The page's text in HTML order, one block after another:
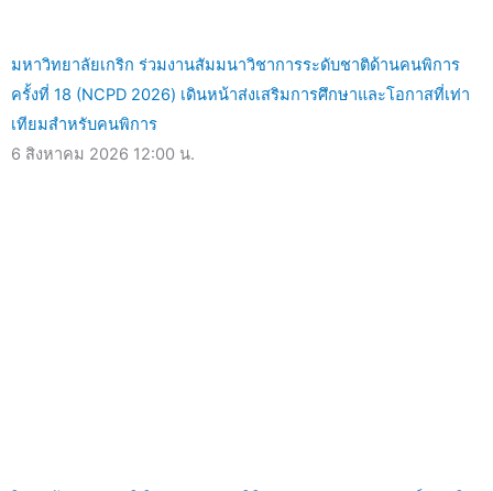
มหาวิทยาลัยเกริก ร่วมงานสัมมนาวิชาการระดับชาติด้านคนพิการ
ครั้งที่ 18 (NCPD 2026) เดินหน้าส่งเสริมการศึกษาและโอกาสที่เท่า
เทียมสำหรับคนพิการ
6 สิงหาคม 2026 12:00 น.